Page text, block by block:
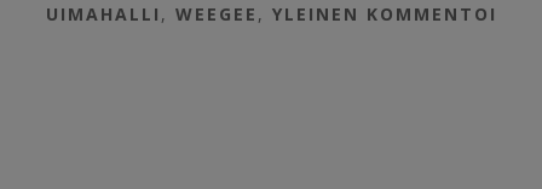
UIMAHALLI ,WEEGEE ,YLEINEN KOMMENTOI